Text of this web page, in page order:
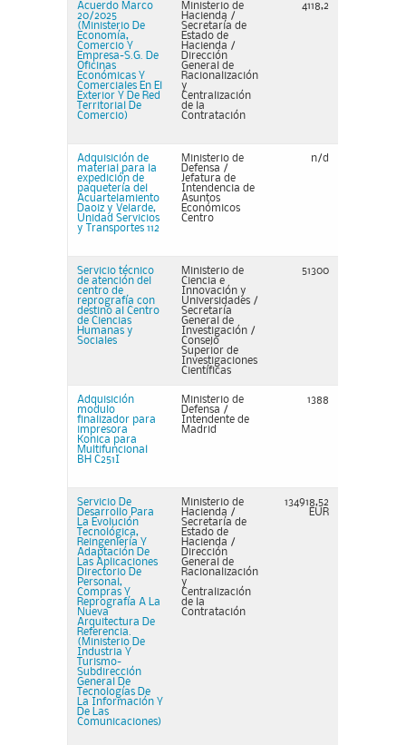
Acuerdo Marco
20/2025
(Ministerio De
Economía,
Comercio Y
Empresa-S.G. De
Oficinas
Económicas Y
Comerciales En El
Exterior Y De Red
Territorial De
Comercio)
Ministerio de
Hacienda /
Secretaría de
Estado de
Hacienda /
Dirección
General de
Racionalización
y
Centralización
de la
Contratación
4118,2
Adquisición de
material para la
expedición de
paquetería del
Acuartelamiento
Daoiz y Velarde,
Unidad Servicios
y Transportes 112
Ministerio de
Defensa /
Jefatura de
Intendencia de
Asuntos
Económicos
Centro
n/d
Servicio técnico
de atención del
centro de
reprografía con
destino al Centro
de Ciencias
Humanas y
Sociales
Ministerio de
Ciencia e
Innovación y
Universidades /
Secretaría
General de
Investigación​​​​​​​ /
Consejo
Superior de
Investigaciones
Científicas
51300
Adquisición
modulo
finalizador para
impresora
Konica para
Multifuncional
BH C251I
Ministerio de
Defensa /
Intendente de
Madrid
1388
Servicio De
Desarrollo Para
La Evolución
Tecnológica,
Reingeniería Y
Adaptación De
Las Aplicaciones
Directorio De
Personal,
Compras Y
Reprografía A La
Nueva
Arquitectura De
Referencia.
(Ministerio De
Industria Y
Turismo-
Subdirección
General De
Tecnologías De
La Información Y
De Las
Comunicaciones)
Ministerio de
Hacienda /
Secretaría de
Estado de
Hacienda /
Dirección
General de
Racionalización
y
Centralización
de la
Contratación
134918,52
EUR